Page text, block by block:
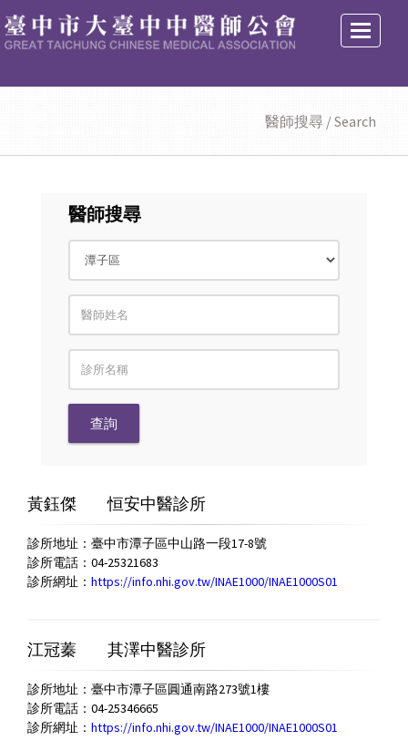
選
醫師搜尋 / Search
醫師搜尋
黃鈺傑 恒安中醫診所
診所地址：臺中市潭子區中山路一段17-8號
診所電話：04-25321683
診所網址： https://info.nhi.gov.tw/INAE1000/INAE1000S01
江冠蓁 其澤中醫診所
診所地址：臺中市潭子區圓通南路273號1樓
診所電話：04-25346665
診所網址： https://info.nhi.gov.tw/INAE1000/INAE1000S01